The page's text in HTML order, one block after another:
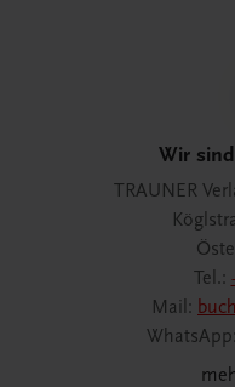
Wir
TRAUNER
Tel.:
Mail:
WhatsApp: